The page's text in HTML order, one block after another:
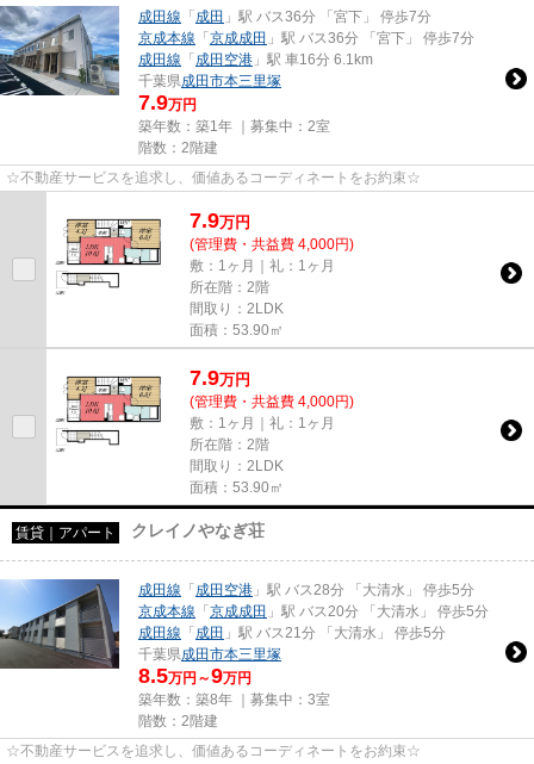
成田線 「成田 」駅 バス36分 「宮下」 停歩7分
京成本線 「京成成田 」駅 バス36分 「宮下」 停歩7分
成田線 「成田空港 」駅 車16分 6.1km
千葉県成田市本三里塚
7.9万円
築年数：築1年 ｜募集中： 2室
階数：2階建
☆不動産サービスを追求し、価値あるコーディネートをお約束☆
7.9万円
(管理費・共益費 4,000円)
敷：1ヶ月｜礼：1ヶ月
所在階：2階
間取り：2LDK
面積：53.90㎡
7.9万円
(管理費・共益費 4,000円)
敷：1ヶ月｜礼：1ヶ月
所在階：2階
間取り：2LDK
面積：53.90㎡
賃貸｜アパート クレイノやなぎ荘
成田線 「成田空港 」駅 バス28分 「大清水」 停歩5分
京成本線 「京成成田 」駅 バス20分 「大清水」 停歩5分
成田線 「成田 」駅 バス21分 「大清水」 停歩5分
千葉県成田市本三里塚
8.5万円～9万円
築年数：築8年 ｜募集中： 3室
階数：2階建
☆不動産サービスを追求し、価値あるコーディネートをお約束☆